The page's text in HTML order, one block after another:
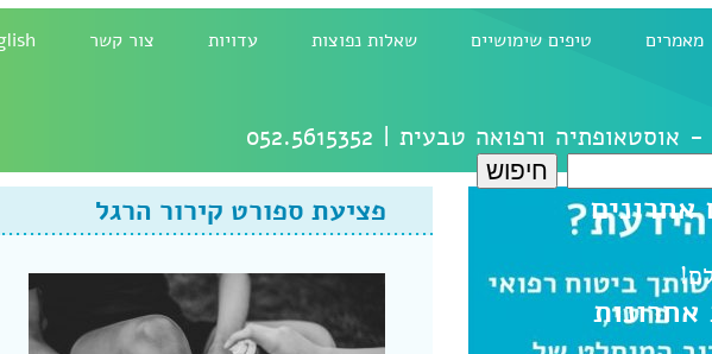
מאמרים טיפים שימושיים שאלות נפוצות עדויות צור קשר
- אוסטאופתיה ורפואה טבעית | 052.5615352
אחרונים
אחרונות
פציעת ספורט קירור הרגל